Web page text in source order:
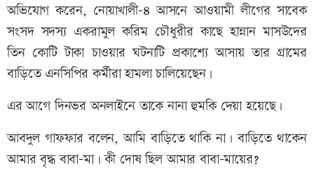
অভিযোগ করেন, নোয়াখালী-৪ আসনে আওয়ামী লীগের সাবেক
সংসদ সদস্য একরামুল করিম চৌধুরীর কাছে হান্নান মাসউদের
তিন কোটি টাকা চাওয়ার ঘটনাটি প্রকাশ্যে আসায় তার গ্রামের
বাড়িতে এনসিপির কর্মীরা হামলা চালিয়েছেন।
এর আগে দিনভর অনলাইনে তাকে নানা হুমকি দেয়া হয়েছে।
আবদুল গাফফার বলেন, আমি বাড়িতে থাকি না। বাড়িতে থাকেন
আমার বৃদ্ধ বাবা-মা। কী দোষ ছিল আমার বাবা-মায়ের?